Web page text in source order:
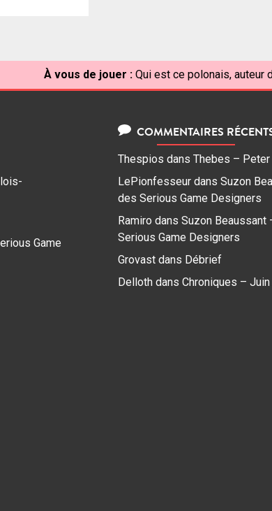
À vous de jouer : Qui est ce polonais, auteur
Game
COMMENTAIRES
Thespios dans Thebes –
LePionfesseur dans Suzon
des Serious Game Designers
Ramiro dans Suzon Beaussant
Serious Game Designers
Grovast dans Débrief
Delloth dans Chroniques –